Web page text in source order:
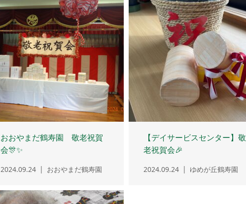
おおやまだ鶴寿園 敬老祝賀
会🎊✨
2024.09.24 おおやまだ鶴寿園
【デイサービスセンター】敬
老祝賀会🎉
2024.09.24 ゆめが丘鶴寿園